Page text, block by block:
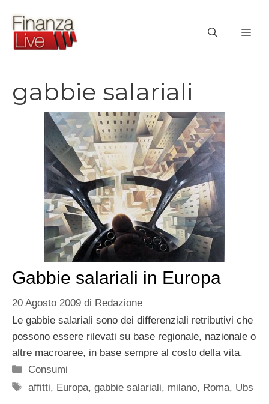
contenuto
gabbie salariali
Gabbie salariali in Europa
20 Agosto 2009 di Redazione
Le gabbie salariali sono dei differenziali retributivi che
possono essere rilevati su base regionale, nazionale o
altre macroaree, in base sempre al costo della vita.
Categorie
Consumi
Tag
affitti, Europa,gabbie salariali, milano, Roma, Ubs